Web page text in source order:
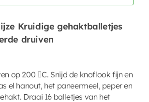
Kruidige gehaktballetjes
druiven
op 200 C. Snijd de knoflook fijn en
el hanout, het paneermeel, peper en
Draai 16 balletjes van het